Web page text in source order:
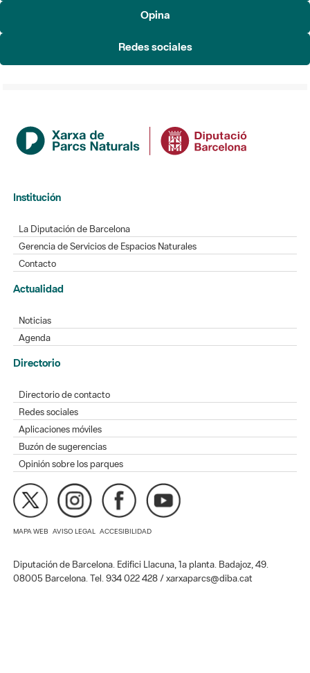
Opina
Redes sociales
Institución
La Diputación de Barcelona
Gerencia de Servicios de Espacios Naturales
Contacto
Actualidad
Noticias
Agenda
Directorio
Directorio de contacto
Redes sociales
Aplicaciones móviles
Buzón de sugerencias
Opinión sobre los parques
MAPA WEB AVISO LEGAL ACCESIBILIDAD
Diputación de Barcelona. Edifici Llacuna, 1a planta. Badajoz, 49.
08005 Barcelona. Tel. 934 022 428 / xarxaparcs@diba.cat